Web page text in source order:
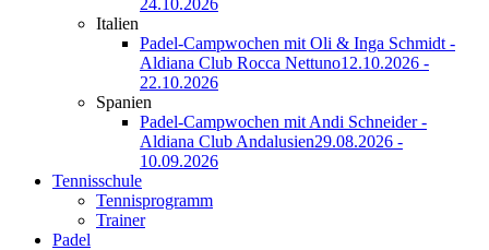
24.10.2026
Italien
Padel-Campwochen mit Oli & Inga Schmidt -
Aldiana Club Rocca Nettuno12.10.2026 -
22.10.2026
Spanien
Padel-Campwochen mit Andi Schneider -
Aldiana Club Andalusien29.08.2026 -
10.09.2026
Tennisschule
Tennisprogramm
Trainer
Padel